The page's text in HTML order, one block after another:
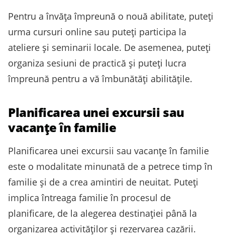
Pentru a învăța împreună o nouă abilitate, puteți
urma cursuri online sau puteți participa la
ateliere și seminarii locale. De asemenea, puteți
organiza sesiuni de practică și puteți lucra
împreună pentru a vă îmbunătăți abilitățile.
Planificarea unei excursii sau
vacanțe în familie
Planificarea unei excursii sau vacanțe în familie
este o modalitate minunată de a petrece timp în
familie și de a crea amintiri de neuitat. Puteți
implica întreaga familie în procesul de
planificare, de la alegerea destinației până la
organizarea activităților și rezervarea cazării.